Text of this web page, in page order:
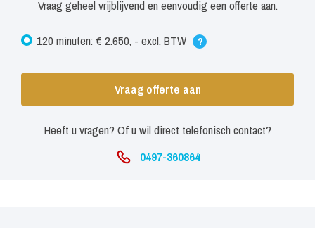
Vraag geheel vrijblijvend en eenvoudig een offerte aan.
120 minuten: € 2.650, - excl. BTW ?
Vraag offerte aan
Heeft u vragen? Of u wil direct telefonisch contact?
0497-360864